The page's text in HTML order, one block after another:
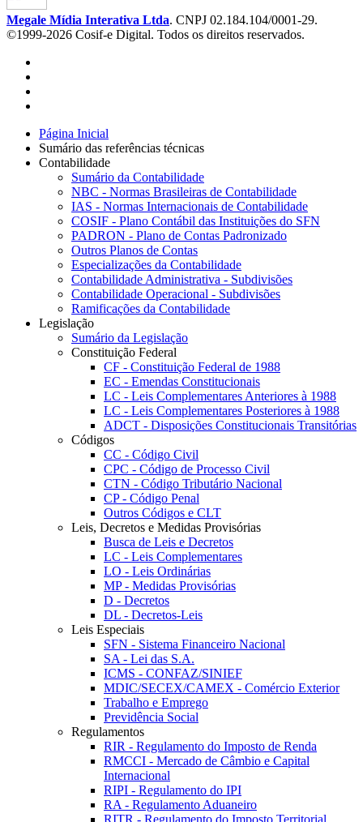
Megale Mídia Interativa Ltda. CNPJ 02.184.104/0001-29.
©1999-2026 Cosif-e Digital. Todos os direitos reservados.
Página Inicial
Sumário das referências técnicas
Contabilidade
Sumário da Contabilidade
NBC - Normas Brasileiras de Contabilidade
IAS - Normas Internacionais de Contabilidade
COSIF - Plano Contábil das Instituições do SFN
PADRON - Plano de Contas Padronizado
Outros Planos de Contas
Especializações da Contabilidade
Contabilidade Administrativa - Subdivisões
Contabilidade Operacional - Subdivisões
Ramificações da Contabilidade
Legislação
Sumário da Legislação
Constituição Federal
CF - Constituição Federal de 1988
EC - Emendas Constitucionais
LC - Leis Complementares Anteriores à 1988
LC - Leis Complementares Posteriores à 1988
ADCT - Disposições Constitucionais Transitórias
Códigos
CC - Código Civil
CPC - Código de Processo Civil
CTN - Código Tributário Nacional
CP - Código Penal
Outros Códigos e CLT
Leis, Decretos e Medidas Provisórias
Busca de Leis e Decretos
LC - Leis Complementares
LO - Leis Ordinárias
MP - Medidas Provisórias
D - Decretos
DL - Decretos-Leis
Leis Especiais
SFN - Sistema Financeiro Nacional
SA - Lei das S.A.
ICMS - CONFAZ/SINIEF
MDIC/SECEX/CAMEX - Comércio Exterior
Trabalho e Emprego
Previdência Social
Regulamentos
RIR - Regulamento do Imposto de Renda
RMCCI - Mercado de Câmbio e Capital
Internacional
RIPI - Regulamento do IPI
RA - Regulamento Aduaneiro